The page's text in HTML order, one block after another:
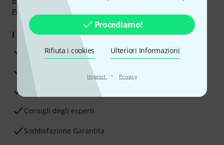
Procediamo!
Rifiuta i cookies Ulteriori Informazioni
Imprint · Privacy
Paga in 3 rate
oppure Carta di credito.
I tuoi vantaggi
3 anni di garanzia Thomann
30 giorni di garanzia soddisfatti o rimborsati
Consigli degli esperti
Soddisfazione Garantita